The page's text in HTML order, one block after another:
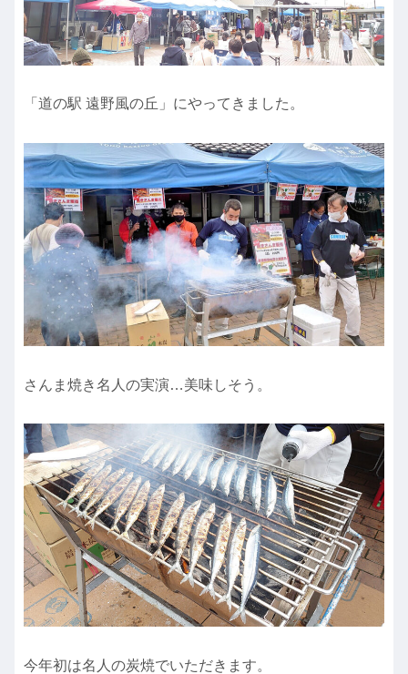
「道の駅 遠野風の丘」にやってきました。
さんま焼き名人の実演…美味しそう。
今年初は名人の炭焼でいただきます。